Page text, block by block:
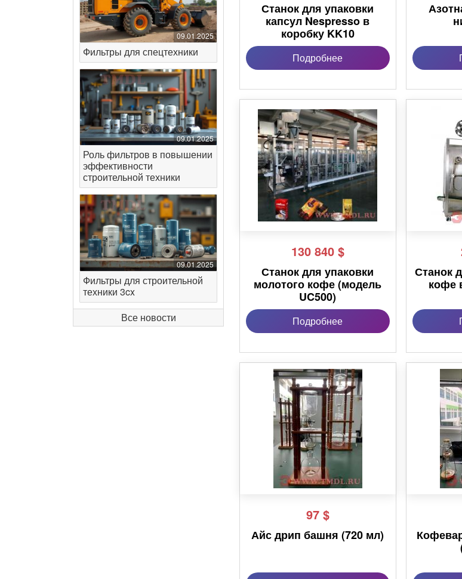
09.01.2025
Фильтры для спецтехники
09.01.2025
Роль фильтров в повышении
эффективности
строительной техники
09.01.2025
Фильтры для строительной
техники 3cx
Все новости
Станок для упаковки
капсул Nespresso в
коробку KK10
Подробнее
130 840 $
Станок для упаковки
молотого кофе (модель
UC500)
Подробнее
Станок
кофе
97 $
Айс дрип башня (720 мл)